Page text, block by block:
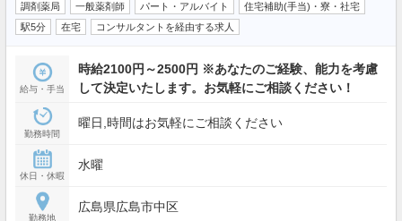
調剤薬局 一般薬剤師 パート・アルバイト
住宅補助(手当)・寮・社宅
駅5分
在宅 コンサルタントを経由する求人
給与・手当
時給2100円～2500円 ※あなたのご経験、能力を考慮
して決定いたします。お気軽にご相談ください！
勤務時間
曜日,時間はお気軽にご相談ください
休日・休暇
水曜
勤務地
広島県広島市中区